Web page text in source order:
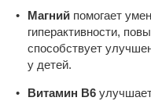
Магний помогает
гиперактивности,
способствует
у детей.
Витамин В6